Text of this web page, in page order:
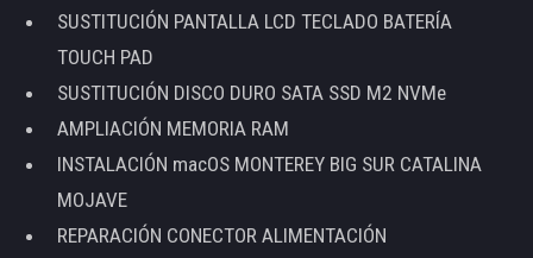
SUSTITUCIÓN PANTALLA LCD TECLADO BATERÍA
TOUCH PAD
SUSTITUCIÓN DISCO DURO SATA SSD M2 NVMe
AMPLIACIÓN MEMORIA RAM
INSTALACIÓN macOS MONTEREY BIG SUR CATALINA
MOJAVE
REPARACIÓN CONECTOR ALIMENTACIÓN